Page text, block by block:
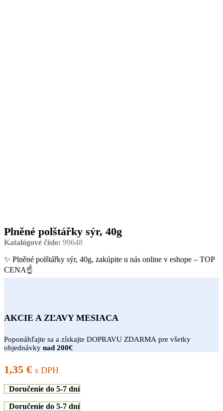
Plněné polštářky sýr, 40g
Katalógové číslo: 99648
✨ Plněné polštářky sýr, 40g, zakúpite u nás online v eshope – TOP
CENA☝
AKCIE A ZĽAVY MESIACA
Poponáhľajte sa a získajte DOPRAVU ZDARMA pre všetky
objednávky nad 200€
1,35 € s DPH
Doručenie do 5-7 dní
Doručenie do 5-7 dní